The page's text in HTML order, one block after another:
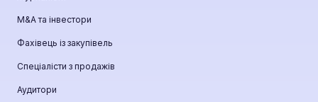
М&A та інвестори
Фахівець із закупівель
Спеціалісти з продажів
Аудитори